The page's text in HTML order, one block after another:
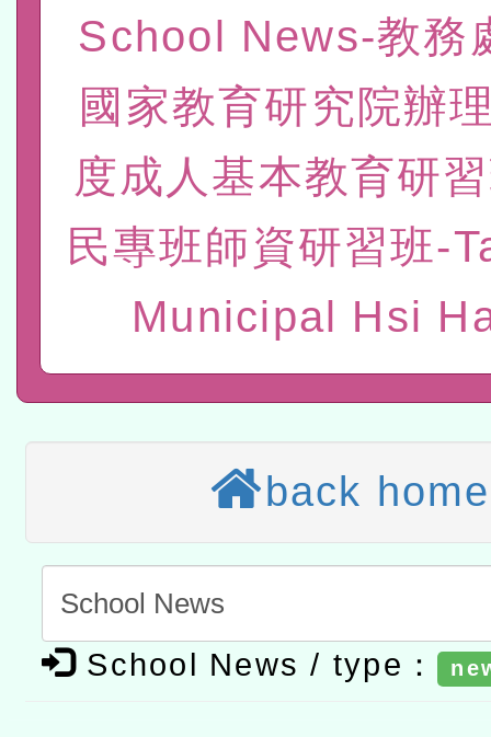
「數位內容與教學軟體線
赴陸應申請許可一案
轉知經濟部水利署委託財
研究院辦理「115年表揚
位及節水達人選拔活動」
115年8月22日(星期六)辦
市孔廟祈福系列活動—儒
2026年桃園地景藝術節教
本校115學年度第2次代理
結果公告(無人報名，續辦
適應運動共學行動站研習
本館辦理115年度閱讀磐
A3數位素養講師名單
「數位內容與教學軟體線
t」
有關大陸委員會函釋公務
赴陸應申請許可一案
轉知經濟部水利署委託財
School News-教務
國家教育研究院辦
度成人基本教育研
民專班師資研習班-
Municipal Hsi
back home
School News / type：